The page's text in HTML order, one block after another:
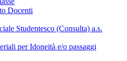
Docenti
Studentesco (Consulta) a.s.
per Idoneità e/o passaggi